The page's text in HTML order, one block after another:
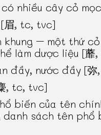
nhiều cây cỏ
[眉, tc, tvc]
khung – một thứ
làm dược liệu [蘼
đầy, nước đầy [弥
, tc, tvc]
biến của tên
sách tên phổ